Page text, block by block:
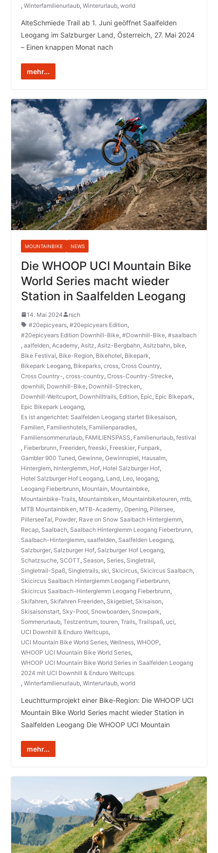
, Winterfamilienurlaub, Winterurlaub, world
AlteSchmiede Trail ab 1. Juni geöffnet Saalfelden
Leogang im Salzburger Land, Österreich, 27. Mai 2024
– Einen knappen Monat nach
mehr...
MOUNTAINBIKE NEWS
Die WHOOP UCI Mountain Bike
World Series macht wieder
Station in Saalfelden Leogang
14. Mai 2024
rsch
#20epicyears, #20epicyears Edition,
#20epicyears Edition Downhill-Bike, #Downhill-Bike, #saalbach
, aalfelden, Academy, Asitz, Asitz-Bergbahn, Asitzbahn, bike,
Bike Festival, Bike-Region, Bikehotel, Bikepark,
Bikepark Leogang, Bikeparks, cross, Cross Country,
Cross Country-, cross-country, Cross-Country-Strecke,
downhill, Downhill-Bike, Downhill-Strecken,
Downhill-Weltcuport, Downhilltrails, Edition, Epic, Epic Bikepark,
Epic Bikepark Leogang,
Es ist angerichtet: Saalfelden Leogang startet Bikesaison,
Familien, Familienhotels, Familienparadies,
Familiensommerurlaub, FAMILIENSPASS, Familienurlaub, festival
, Fieberbrunn, Freeriden, freeski, Freeskier, Funpark,
Gambler 900 Tuned, Gewinne, Gewinnspiel, Hausalm,
Hinterglem, hinterglemm, Hof, Hotel Salzburger Hof,
Hotel Salzburger Hof Leogang, Land, Leo, leogang,
Leogang Fieberbrunn, Mountain, Mountainbike,
Mountainbike-Trails, Mountainbiken, Mountainbiketouren, mtb,
MTB Mountainbiken, MTB-Academy, Opening, Pillersee,
PillerseeTal, Powder, Rave on Snow Saalbach Hinterglemm,
Recap, Saalbach, Saalbach Hinterglemm Leogang Fieberbrunn,
Saalbach-Hinterglemm, saalfelden, Saalfelden Leogang,
Salzburger, Salzburger Hof, Salzburger Hof Leogang,
Schatzsuche, SCOTT, Season, Series, Singletrail,
Singletrail-Spaß, Singletrails, ski, Skicircus, Skicircus Saalbach,
Skicircus Saalbach Hinterglemm Leogang Fieberbrunn,
Skicircus Saalbach-Hinterglemm Leogang Fieberbrunn,
Skifahren, Skifahren Freeriden, Skigebiet, Skisaison,
Skisaisonstart, Sky-Pool, Snowboarden, Snowpark,
Sommerurlaub, Testzentrum, touren, Trails, Trailspaß, uci,
UCI Downhill & Enduro Weltcups,
UCI Mountain Bike World Series, Wellness, WHOOP,
WHOOP UCI Mountain Bike World Series,
WHOOP UCI Mountain Bike World Series in Saalfelden Leogang
2024 mit UCI Downhill & Enduro Weltcups
, Winterfamilienurlaub, Winterurlaub, world
Leuchtturmprojekt einer Bike-Region: Die WHOOP UCI
Mountain Bike World Series macht wieder Station in
Saalfelden Leogang Die WHOOP UCI Mountain
mehr...